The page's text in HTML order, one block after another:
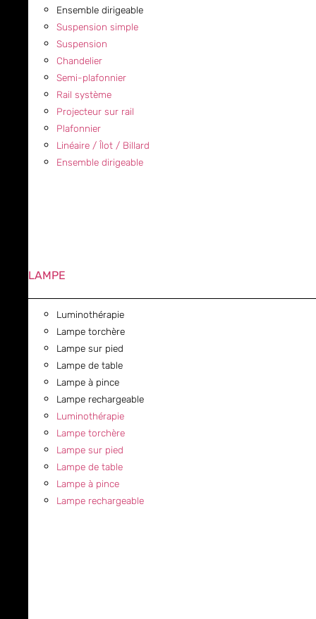
Ensemble dirigeable
Suspension simple
Suspension
Chandelier
Semi-plafonnier
Rail système
Projecteur sur rail
Plafonnier
Linéaire / Îlot / Billard
Ensemble dirigeable
LAMPE
Luminothérapie
Lampe torchère
Lampe sur pied
Lampe de table
Lampe à pince
Lampe rechargeable
Luminothérapie
Lampe torchère
Lampe sur pied
Lampe de table
Lampe à pince
Lampe rechargeable